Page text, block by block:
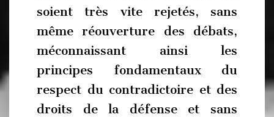
soient très vite rejetés, sans
même réouverture des débats,
méconnaissant ainsi les
principes fondamentaux du
respect du contradictoire et des
droits de la défense et sans